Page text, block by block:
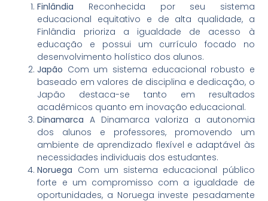
Finlândia Reconhecida por seu sistema
educacional equitativo e de alta qualidade, a
Finlândia prioriza a igualdade de acesso à
educação e possui um currículo focado no
desenvolvimento holístico dos alunos.
Japão Com um sistema educacional robusto e
baseado em valores de disciplina e dedicação, o
Japão destaca-se tanto em resultados
acadêmicos quanto em inovação educacional.
Dinamarca A Dinamarca valoriza a autonomia
dos alunos e professores, promovendo um
ambiente de aprendizado flexível e adaptável às
necessidades individuais dos estudantes.
Noruega Com um sistema educacional público
forte e um compromisso com a igualdade de
oportunidades, a Noruega investe pesadamente